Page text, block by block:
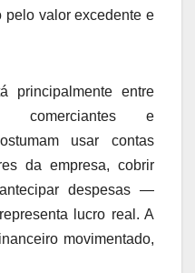
pelo valor excedente e
principalmente entre
comerciantes e
usar contas
da empresa, cobrir
despesas —
lucro real. A
movimentado,